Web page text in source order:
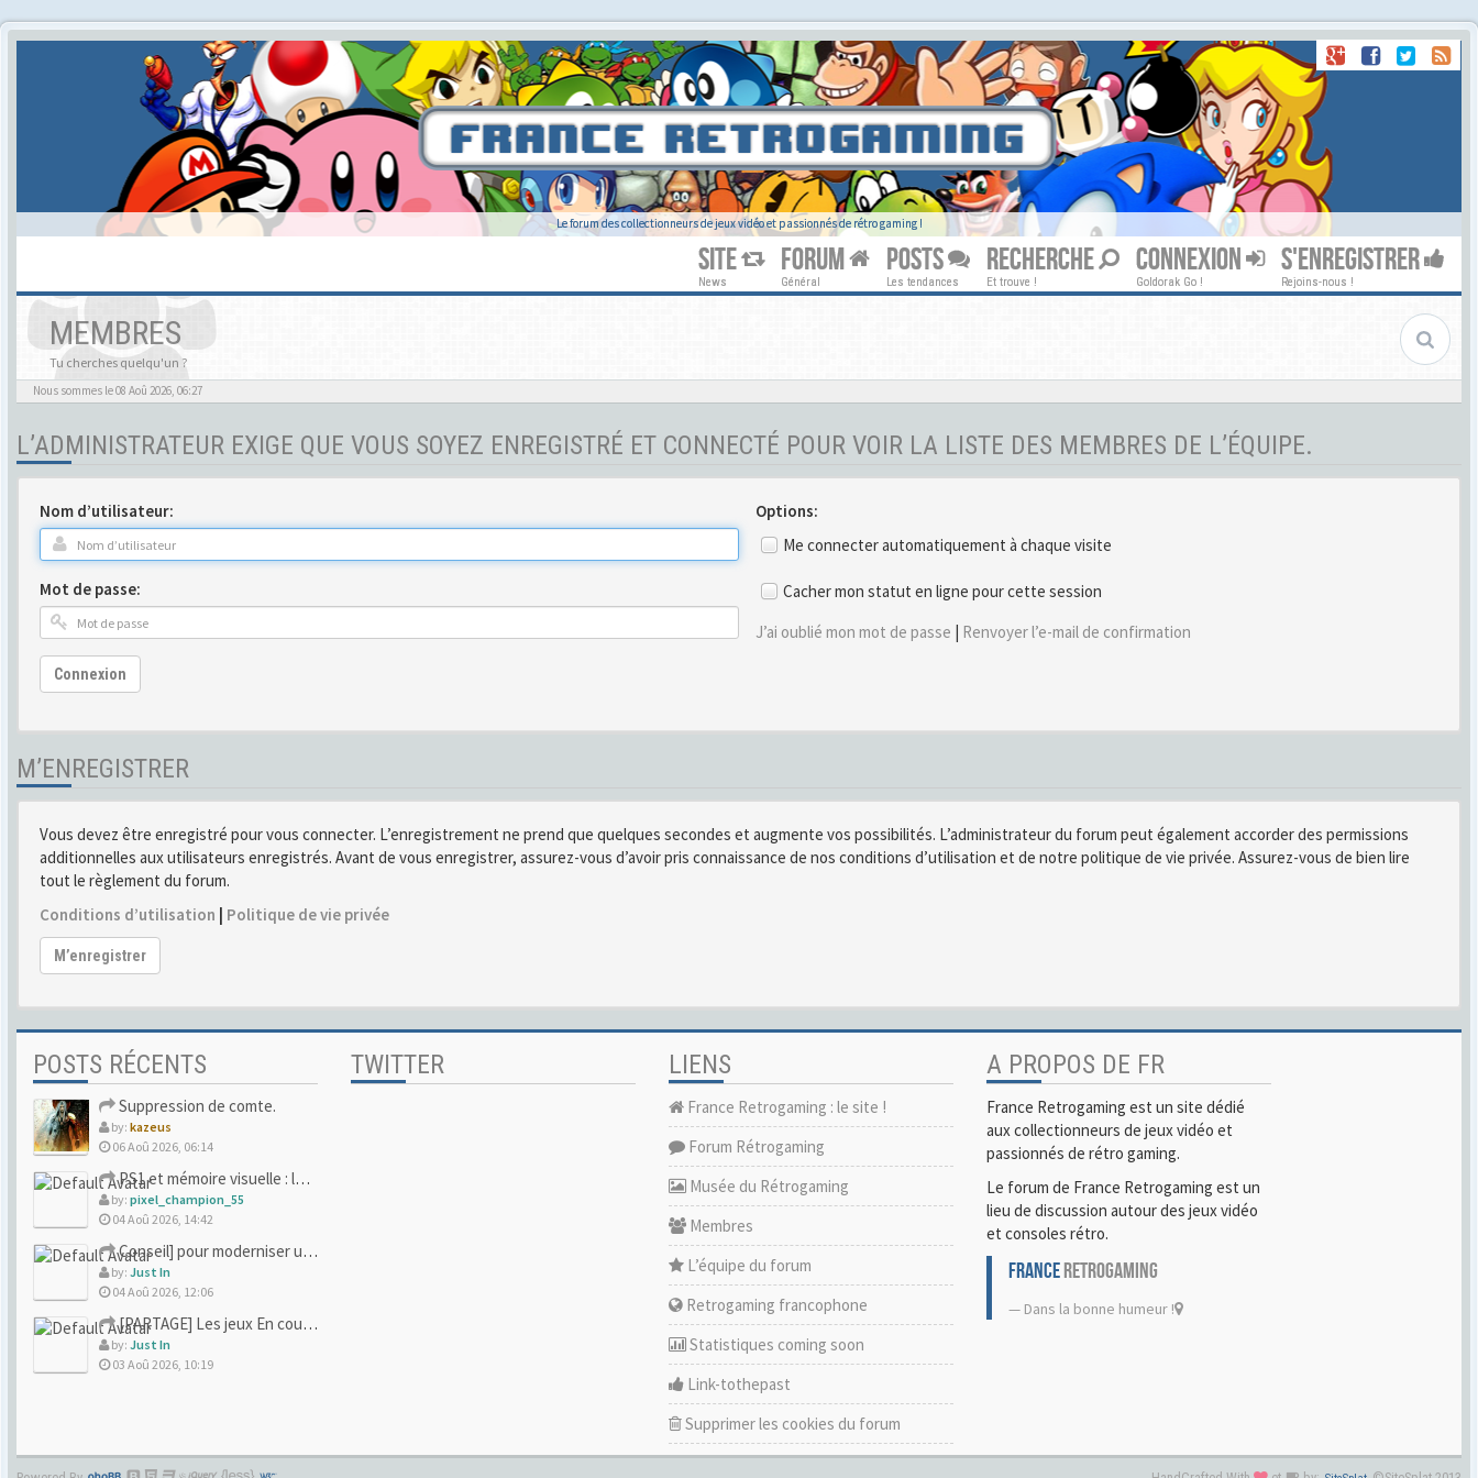
Le forum des collectionneurs de jeux vidéo et passionnés de rétro gaming !
SITE
News
FORUM
Général
POSTS
Les tendances
RECHERCHE
Et trouve !
CONNEXION
Goldorak Go !
S'ENREGISTRER
Rejoins-nous !
MEMBRES
Tu cherches quelqu'un ?
Nous sommes le 08 Aoû 2026, 06:27
L’ADMINISTRATEUR EXIGE QUE VOUS SOYEZ ENREGISTRÉ ET CONNECTÉ POUR VOIR LA LISTE DES MEMBRES DE L’ÉQUIPE.
Nom d’utilisateur:
Mot de passe:
Connexion
Options:
Me connecter automatiquement à chaque visite
Cacher mon statut en ligne pour cette session
J’ai oublié mon mot de passe | Renvoyer l’e-mail de confirmation
M’ENREGISTRER
Vous devez être enregistré pour vous connecter. L’enregistrement ne prend que quelques secondes et augmente vos possibilités. L’administrateur du forum peut également accorder des permissions
additionnelles aux utilisateurs enregistrés. Avant de vous enregistrer, assurez-vous d’avoir pris connaissance de nos conditions d’utilisation et de notre politique de vie privée. Assurez-vous de bien lire
tout le règlement du forum.
Conditions d’utilisation | Politique de vie privée
M’enregistrer
POSTS RÉCENTS
Suppression de comte.
by: kazeus
06 Aoû 2026, 06:14
PS1 et mémoire visuelle : le jeu qui vous a soufflé la premi
by: pixel_champion_55
04 Aoû 2026, 14:42
Conseil] pour moderniser un site (un peu trop) rétro
by: Just In
04 Aoû 2026, 12:06
[PARTAGE] Les jeux En cours/Terminés
by: Just In
03 Aoû 2026, 10:19
TWITTER LIENS
France Retrogaming : le site !
Forum Rétrogaming
Musée du Rétrogaming
Membres
L’équipe du forum
Retrogaming francophone
Statistiques coming soon
Link-tothepast
Supprimer les cookies du forum
A PROPOS DE FR
France Retrogaming est un site dédié
aux collectionneurs de jeux vidéo et
passionnés de rétro gaming.
Le forum de France Retrogaming est un
lieu de discussion autour des jeux vidéo
et consoles rétro.
FRANCERETROGAMING
Dans la bonne humeur !